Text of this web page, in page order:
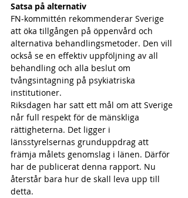
Satsa på alternativ
FN-kommittén rekommenderar Sverige
att öka tillgången på öppenvård och
alternativa behandlingsmetoder. Den vill
också se en effektiv uppföljning av all
behandling och alla beslut om
tvångsintagning på psykiatriska
institutioner.
Riksdagen har satt ett mål om att Sverige
når full respekt för de mänskliga
rättigheterna. Det ligger i
länsstyrelsernas grunduppdrag att
främja målets genomslag i länen. Därför
har de publicerat denna rapport. Nu
återstår bara hur de skall leva upp till
detta.